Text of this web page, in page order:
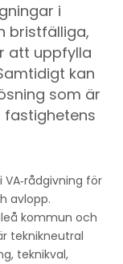
i
bristfälliga,
att uppfylla
kan
som är
fastighetens
för
avlopp.
kommun och
teknikneutral
teknikval,